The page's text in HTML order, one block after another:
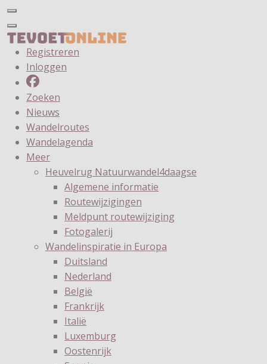
Registreren
Inloggen
Zoeken
Nieuws
Wandelroutes
Wandelagenda
Meer
Heuvelrug Natuurwandel4daagse
Algemene informatie
Routewijzigingen
Meldpunt routewijziging
Fotogalerij
Wandelinspiratie in Europa
Duitsland
Nederland
België
Frankrijk
Italië
Luxemburg
Oostenrijk